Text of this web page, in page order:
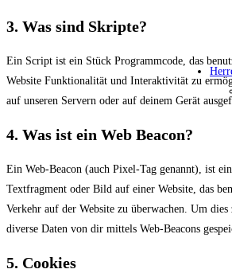
3. Was sind Skripte?
Ein Script ist ein Stück Programmcode, das
Website Funktionalität und Interaktivität zu
auf unseren Servern oder auf deinem Gerät
4. Was ist ein Web Beacon?
Ein Web-Beacon (auch Pixel-Tag genannt), ist
Textfragment oder Bild auf einer Website, das
Verkehr auf der Website zu überwachen. Um
diverse Daten von dir mittels Web-Beacons
5. Cookies